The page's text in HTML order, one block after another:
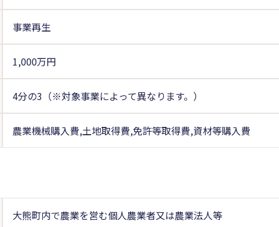
事業再生
1,000万円
4分の3（※対象事業によって異なります。）
農業機械購入費,土地取得費,免許等取得費,資材等購入費
大熊町内で農業を営む個人農業者又は農業法人等